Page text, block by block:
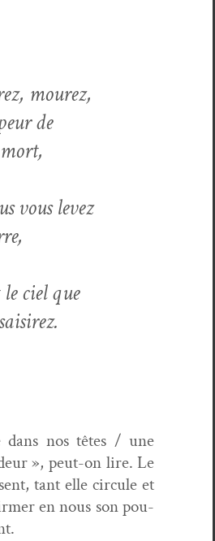
mourez,
de
vous lev­ez
le ciel que
nos têtes / une
», peut-on lire. Le
tant elle cir­cule et
en nous son pou­